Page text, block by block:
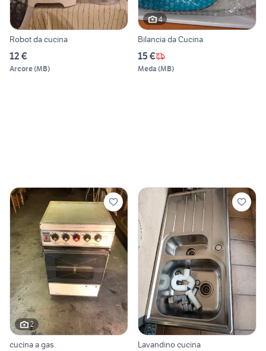
Robot da cucina
12 €
Arcore(MB)
4
Bilancia da Cucina
15 €
Meda (MB)
2
cucina a gas Lavandino cucina